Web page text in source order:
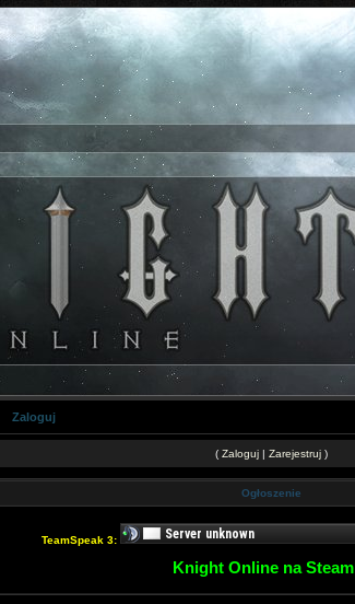
Zaloguj
( Zaloguj| Zarejestruj)
Ogłoszenie
TeamSpeak 3:
Knight Online na